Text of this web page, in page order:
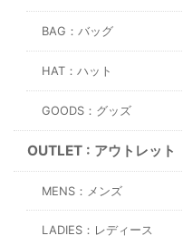
BAG：バッグ
HAT：ハット
GOODS：グッズ
OUTLET : アウトレット
MENS：メンズ
LADIES：レディース